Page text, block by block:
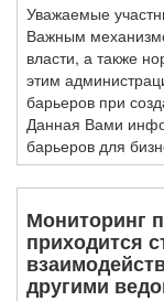
Уважаемые
Важным
власти, а также
этим
барьеров при
Данная Вами
барьеров для
Мониторинг
приходится
другими